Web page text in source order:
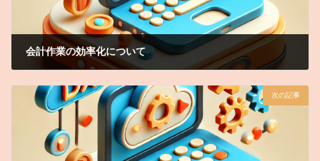
会計作業の効率化について
次の記事